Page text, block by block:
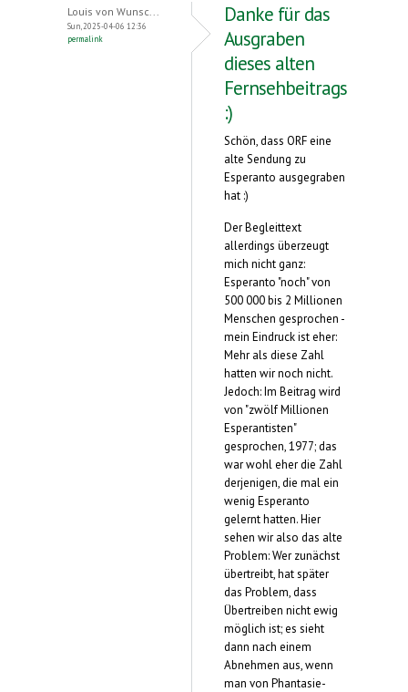
Louis von Wunsc...
Sun, 2025-04-06 12:36
permalink
Danke für das
Ausgraben
dieses alten
Fernsehbeitrags
:)
Schön, dass ORF eine
alte Sendung zu
Esperanto ausgegraben
hat :)
Der Begleittext
allerdings überzeugt
mich nicht ganz:
Esperanto "noch" von
500 000 bis 2 Millionen
Menschen gesprochen -
mein Eindruck ist eher:
Mehr als diese Zahl
hatten wir noch nicht.
Jedoch: Im Beitrag wird
von "zwölf Millionen
Esperantisten"
gesprochen, 1977; das
war wohl eher die Zahl
derjenigen, die mal ein
wenig Esperanto
gelernt hatten. Hier
sehen wir also das alte
Problem: Wer zunächst
übertreibt, hat später
das Problem, dass
Übertreiben nicht ewig
möglich ist; es sieht
dann nach einem
Abnehmen aus, wenn
man von Phantasie-